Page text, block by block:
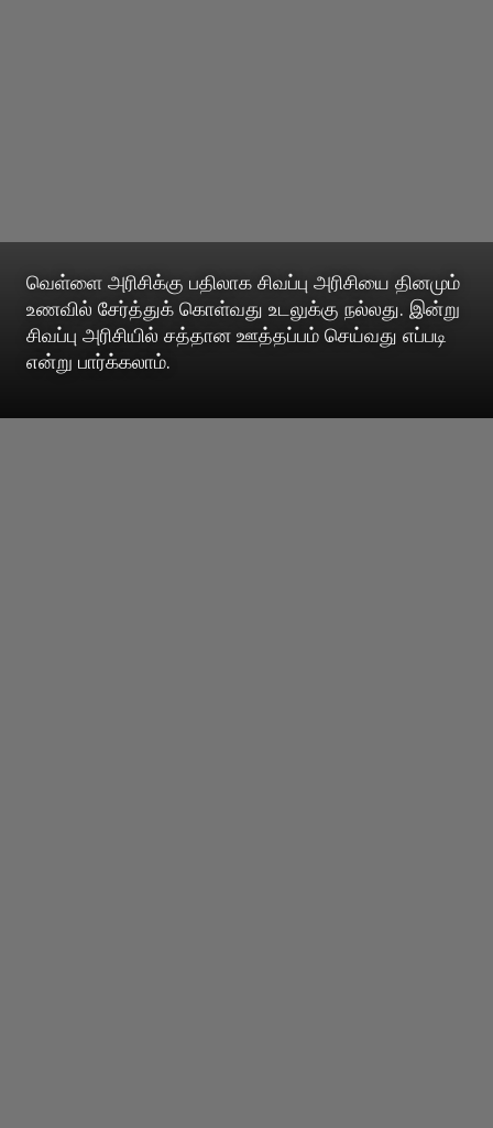
வெள்ளை அரிசிக்கு பதிலாக சிவப்பு அரிசியை தினமும்
உணவில் சேர்த்துக் கொள்வது உடலுக்கு நல்லது. இன்று
சிவப்பு அரிசியில் சத்தான ஊத்தப்பம் செய்வது எப்படி
என்று பார்க்கலாம்.